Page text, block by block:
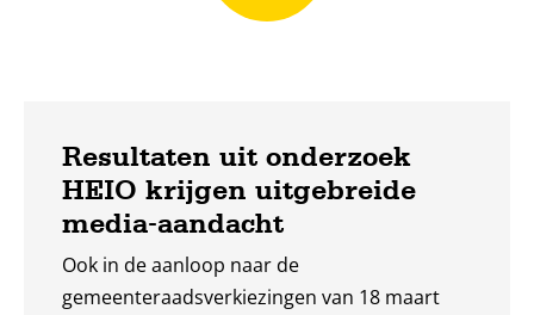
Resultaten uit onderzoek
HEIO krijgen uitgebreide
media-aandacht
Ook in de aanloop naar de
gemeenteraadsverkiezingen van 18 maart